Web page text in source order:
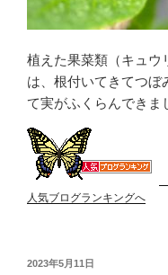
植えた果菜類（キュウ
は、根付いてきてつぼ
て実がふくらんできま
人気ブログランキングへ
投
2023年5月11日